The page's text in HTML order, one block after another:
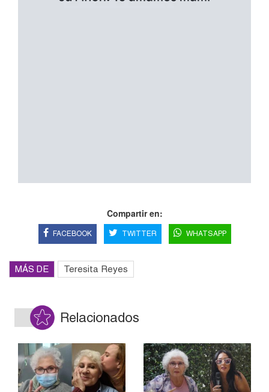
Compartir en:
FACEBOOK TWITTER WHATSAPP
MÁS DE Teresita Reyes
Relacionados